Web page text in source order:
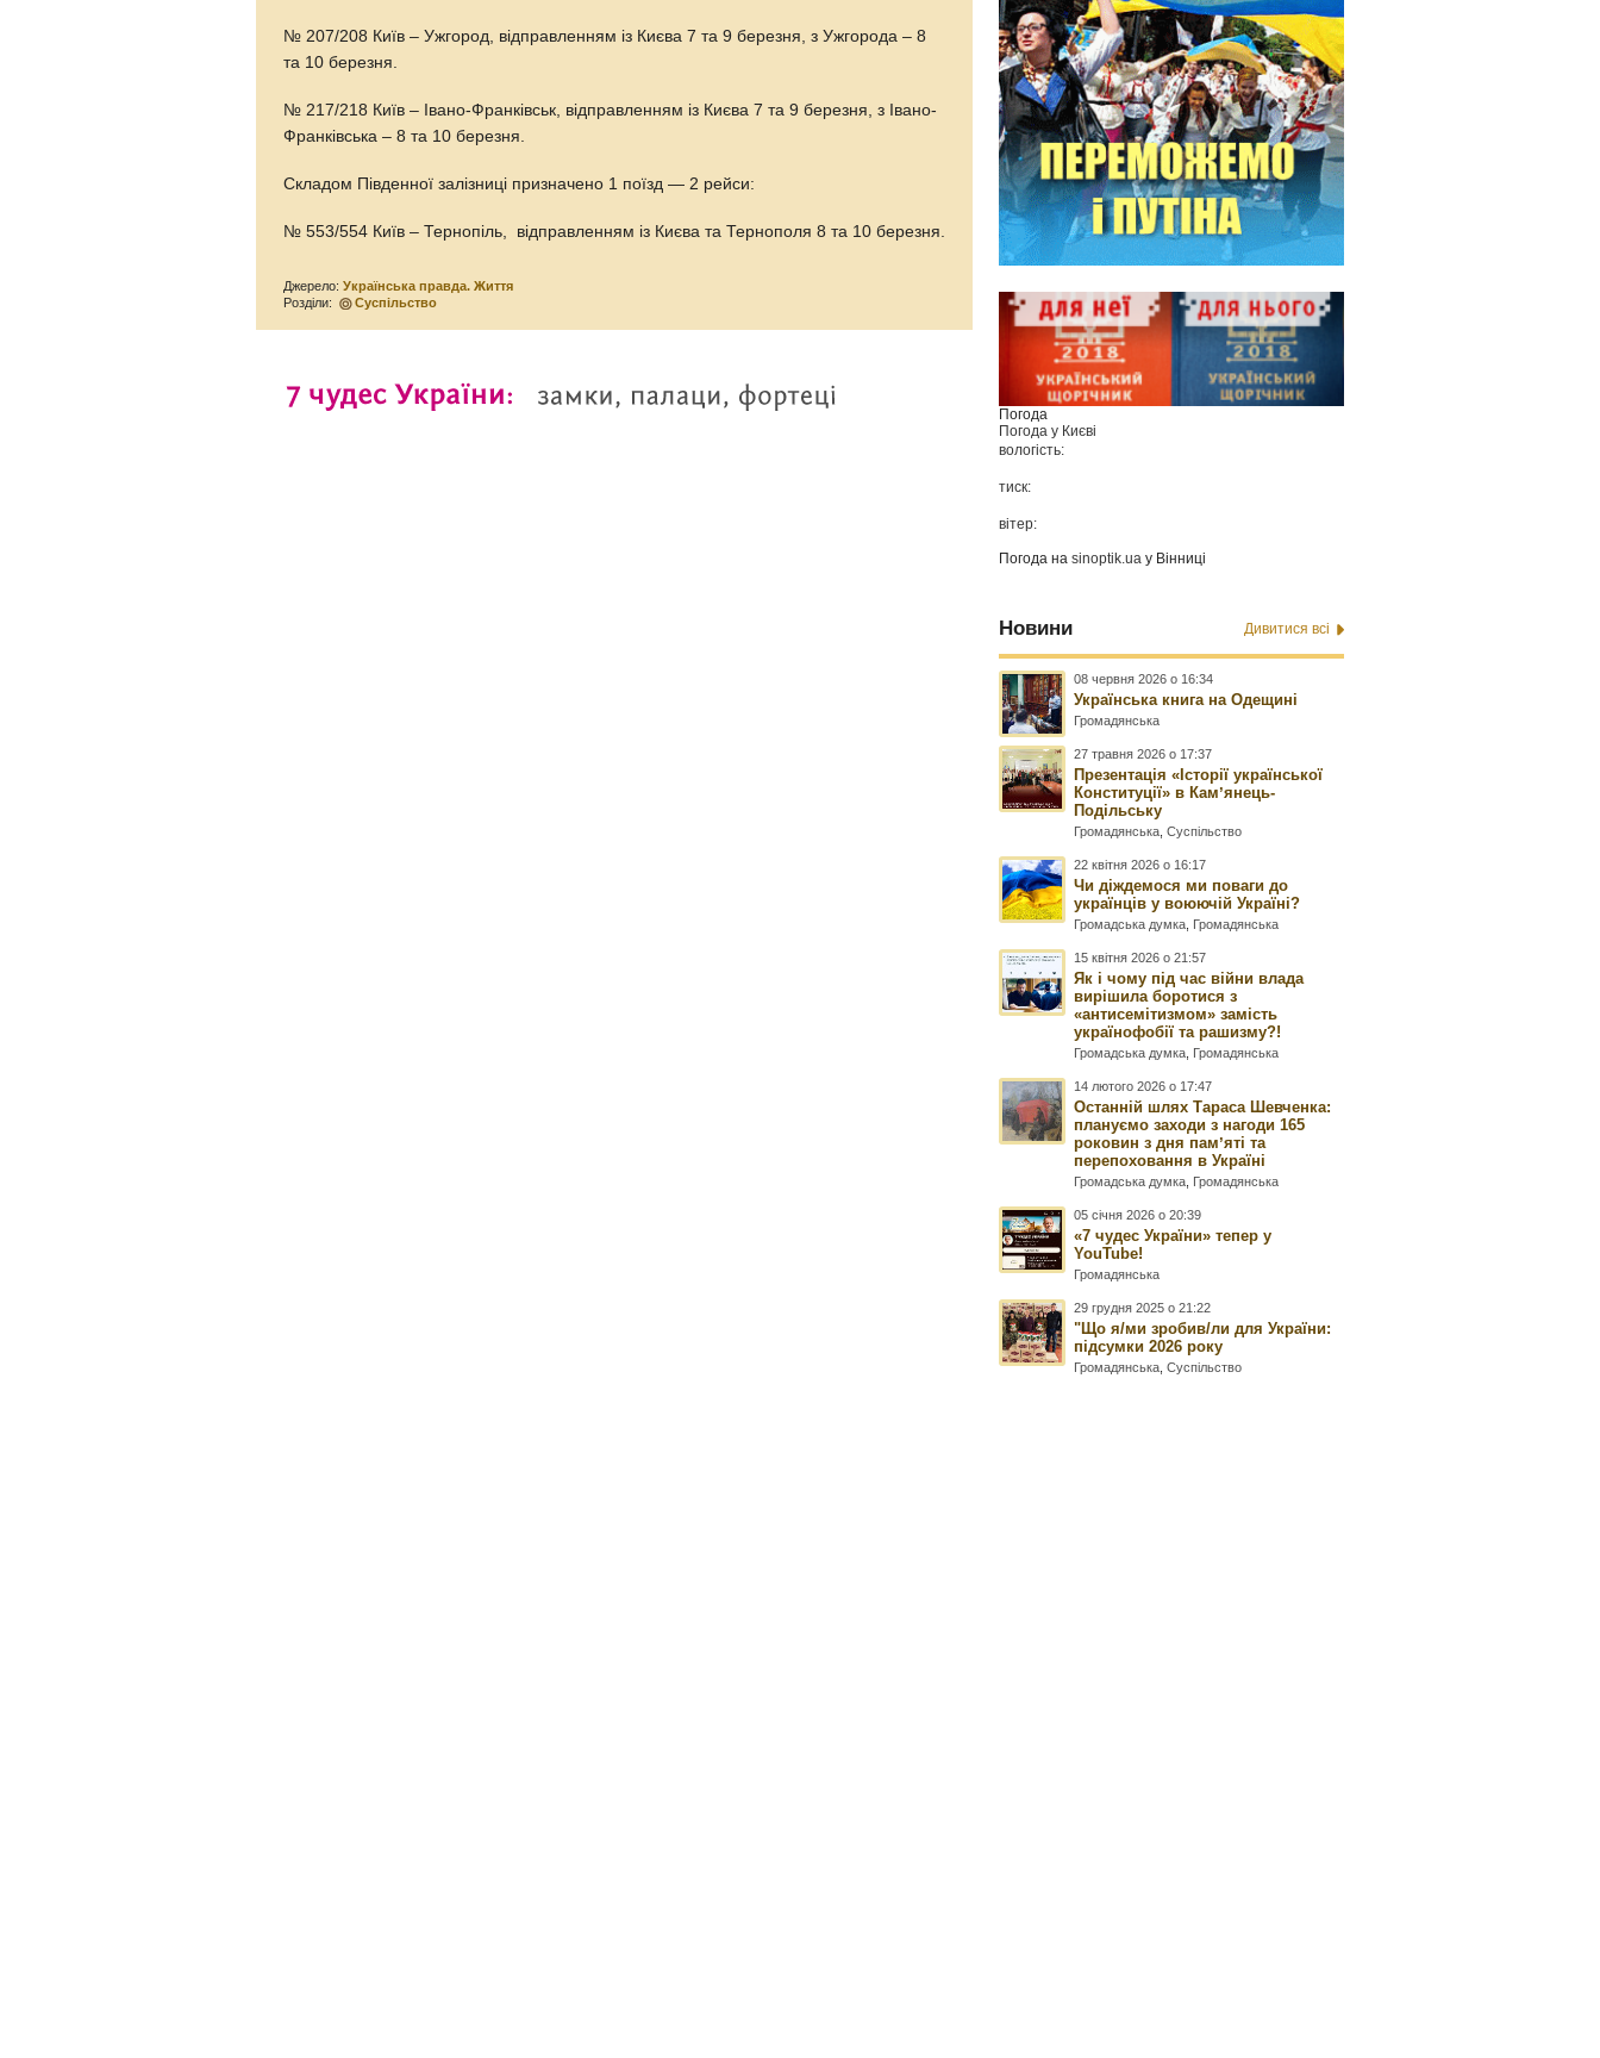
№ 207/208 Київ – Ужгород, відправленням із Києва 7 та 9 березня, з Ужгорода – 8
та 10 березня.
№ 217/218 Київ – Івано-Франківськ, відправленням із Києва 7 та 9 березня, з Івано-
Франківська – 8 та 10 березня.
Складом Південної залізниці призначено 1 поїзд — 2 рейси:
№ 553/554 Київ – Тернопіль, відправленням із Києва та Тернополя 8 та 10 березня.
Джерело:Українська правда. Життя
Розділи:
Суспільство
Погода
Погода у Києві
вологість:
тиск:
вітер:
Погода наsinoptik.ua у Вінниці
Новини Дивитися всі
08 червня 2026 о 16:34
Українська книга на Одещині
Громадянська
27 травня 2026 о 17:37
Презентація «Історії української
Конституції» в Камʼянець-
Подільську
Громадянська ,Суспільство
22 квітня 2026 о 16:17
Чи діждемося ми поваги до
українців у воюючій Україні?
Громадська думка Громадянська
15 квітня 2026 о 21:57
Як і чому під час війни влада
вирішила боротися з
«антисемітизмом» замість
українофобії та рашизму?!
Громадська думка Громадянська
14 лютого 2026 о 17:47
Останній шлях Тараса Шевченка:
плануємо заходи з нагоди 165
роковин з дня памʼяті та
перепоховання в Україні
Громадська думка Громадянська
05 січня 2026 о 20:39
«7 чудес України» тепер у
YouTube!
Громадянська
29 грудня 2025 о 21:22
"Що я/ми зробив/ли для України:
підсумки 2026 року
Громадянська ,Суспільство